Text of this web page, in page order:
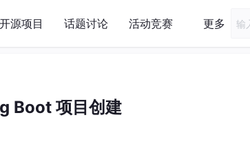
开源项目 话题讨论 活动竞赛 更多
Boot 项目创建